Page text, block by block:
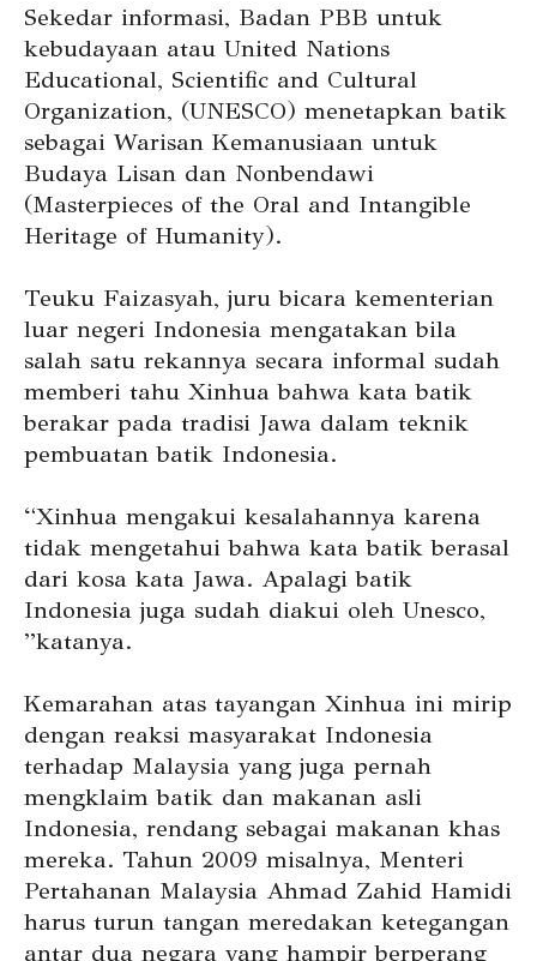
Sekedar informasi, Badan PBB untuk
kebudayaan atau United Nations
Educational, Scientific and Cultural
Organization, (UNESCO) menetapkan batik
sebagai Warisan Kemanusiaan untuk
Budaya Lisan dan Nonbendawi
(Masterpieces of the Oral and Intangible
Heritage of Humanity).
Teuku Faizasyah, juru bicara kementerian
luar negeri Indonesia mengatakan bila
salah satu rekannya secara informal sudah
memberi tahu Xinhua bahwa kata batik
berakar pada tradisi Jawa dalam teknik
pembuatan batik Indonesia.
“Xinhua mengakui kesalahannya karena
tidak mengetahui bahwa kata batik berasal
dari kosa kata Jawa. Apalagi batik
Indonesia juga sudah diakui oleh Unesco,
”katanya.
Kemarahan atas tayangan Xinhua ini mirip
dengan reaksi masyarakat Indonesia
terhadap Malaysia yang juga pernah
mengklaim batik dan makanan asli
Indonesia, rendang sebagai makanan khas
mereka. Tahun 2009 misalnya, Menteri
Pertahanan Malaysia Ahmad Zahid Hamidi
harus turun tangan meredakan ketegangan
antar dua negara yang hampir berperang